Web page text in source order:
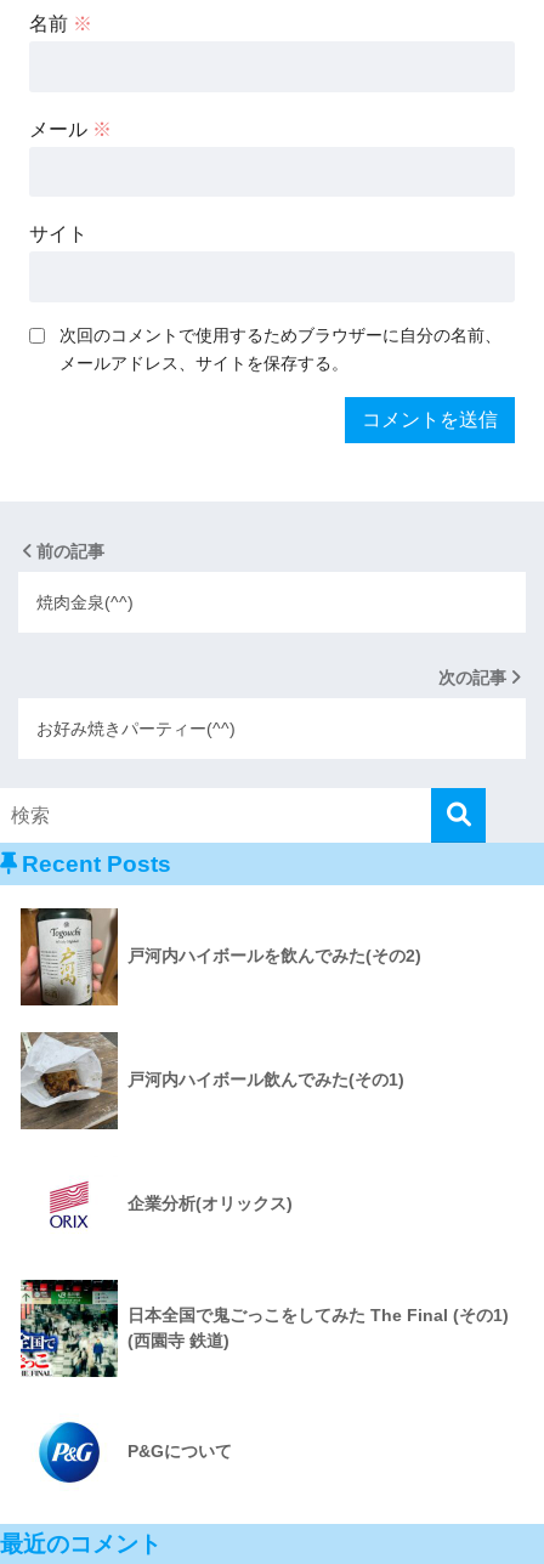
名前 ※
メール ※
サイト
次回のコメントで使用するためブラウザーに自分の名前、
メールアドレス、サイトを保存する。
前の記事
焼肉金泉(^^)
次の記事
お好み焼きパーティー(^^)
Recent Posts
戸河内ハイボールを飲んでみた(その2)
戸河内ハイボール飲んでみた(その1)
企業分析(オリックス)
日本全国で鬼ごっこをしてみた The Final (その1)
(西園寺 鉄道)
P&Gについて
最近のコメント